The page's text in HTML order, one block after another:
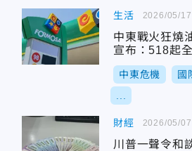
生活
中東戰火狂燒
宣布：518起
中東危機 國
2026/05/
財經
川普一聲令和
2026/05/